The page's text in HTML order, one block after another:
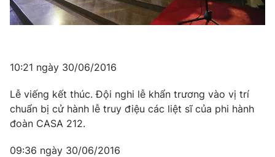
10:21 ngày 30/06/2016
Lễ viếng kết thúc. Đội nghi lễ khẩn trương vào vị trí
chuẩn bị cử hành lễ truy điệu các liệt sĩ của phi hành
đoàn CASA 212.
09:36 ngày 30/06/2016